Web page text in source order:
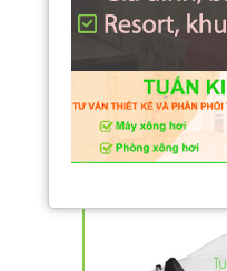
Bồn sục